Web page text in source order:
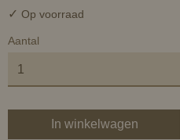
✓ Op voorraad
Aantal
In winkelwagen